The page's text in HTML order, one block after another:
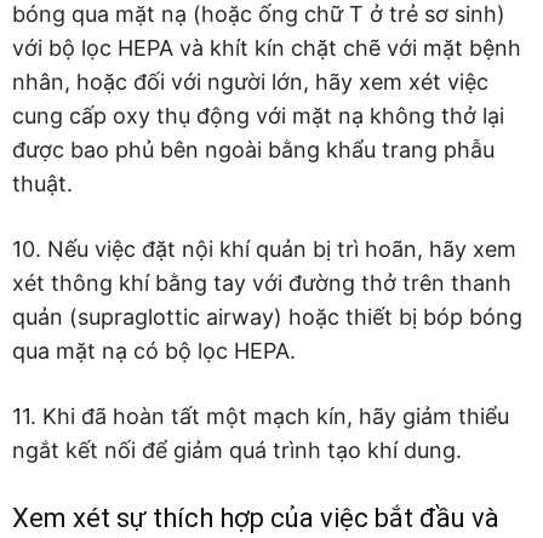
bóng qua mặt nạ (hoặc ống chữ T ở trẻ sơ sinh)
với bộ lọc HEPA và khít kín chặt chẽ với mặt bệnh
nhân, hoặc đối với người lớn, hãy xem xét việc
cung cấp oxy thụ động với mặt nạ không thở lại
được bao phủ bên ngoài bằng khẩu trang phẫu
thuật.
10. Nếu việc đặt nội khí quản bị trì hoãn, hãy xem
xét thông khí bằng tay với đường thở trên thanh
quản (supraglottic airway) hoặc thiết bị bóp bóng
qua mặt nạ có bộ lọc HEPA.
11. Khi đã hoàn tất một mạch kín, hãy giảm thiểu
ngắt kết nối để giảm quá trình tạo khí dung.
Xem xét sự thích hợp của việc bắt đầu và